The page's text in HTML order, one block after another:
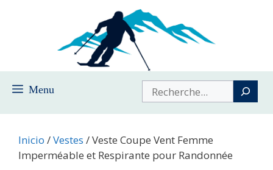
Menu Buscar
Inicio /Vestes / Veste Coupe Vent Femme
Imperméable et Respirante pour Randonnée